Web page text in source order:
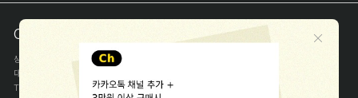
COMPANY INFO
상호
(주)해피프린스
대표
TEL
1668-1570